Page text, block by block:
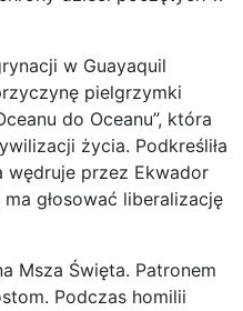
w Guayaquil
pielgrzymki
do Oceanu”, która
życia. Podkreśliła
wędruje przez Ekwador
głosować liberalizację
Msza Święta. Patronem
Podczas homilii